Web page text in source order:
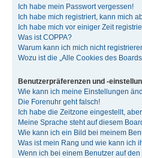
Ich habe mein Passwort vergessen!
Ich habe mich registriert, kann mich
Ich habe mich vor einiger Zeit
Was ist COPPA?
Warum kann ich mich nicht
Wozu ist die „Alle Cookies des
Benutzerpräferenzen und -
Wie kann ich meine Einstellungen
Die Forenuhr geht falsch!
Ich habe die Zeitzone eingestellt,
Meine Sprache steht auf diesem
Wie kann ich ein Bild bei meinem
Was ist mein Rang und wie kann ich
Wenn ich bei einem Benutzer auf